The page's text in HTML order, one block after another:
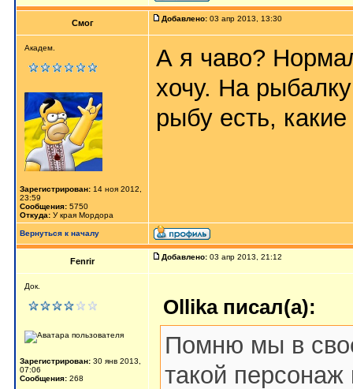
Смог Добавлено: 03 апр 2013, 13:30
Академ.
Зарегистрирован: 14 ноя 2012,
23:59
Сообщения: 5750
Откуда: У края Мордора
А я чаво?
хочу. На
рыбу есть,
Вернуться к началу
Fenrir Добавлено: 03 апр 2013, 21:12
Док.
Зарегистрирован: 30 янв 2013,
07:06
Сообщения: 268
Ollika писал(а):
Помню мы в
такой